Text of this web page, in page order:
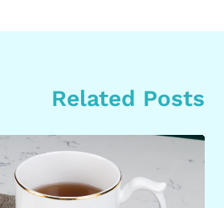
Related Posts